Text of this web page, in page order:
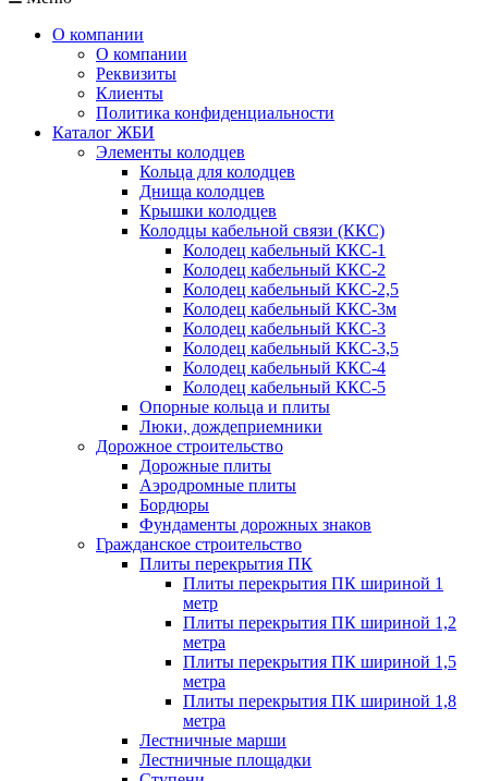
О компании
О компании
Реквизиты
Клиенты
Политика конфиденциальности
Каталог ЖБИ
Элементы колодцев
Кольца для колодцев
Днища колодцев
Крышки колодцев
Колодцы кабельной связи (ККС)
Колодец кабельный ККС-1
Колодец кабельный ККС-2
Колодец кабельный ККС-2,5
Колодец кабельный ККС-3м
Колодец кабельный ККС-3
Колодец кабельный ККС-3,5
Колодец кабельный ККС-4
Колодец кабельный ККС-5
Опорные кольца и плиты
Люки, дождеприемники
Дорожное строительство
Дорожные плиты
Аэродромные плиты
Бордюры
Фундаменты дорожных знаков
Гражданское строительство
Плиты перекрытия ПК
Плиты перекрытия ПК шириной 1
метр
Плиты перекрытия ПК шириной 1,2
метра
Плиты перекрытия ПК шириной 1,5
метра
Плиты перекрытия ПК шириной 1,8
метра
Лестничные марши
Лестничные площадки